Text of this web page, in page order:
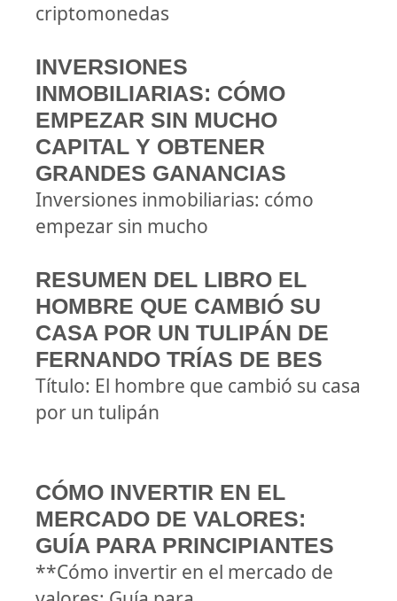
criptomonedas
INVERSIONES
INMOBILIARIAS: CÓMO
EMPEZAR SIN MUCHO
CAPITAL Y OBTENER
GRANDES GANANCIAS
Inversiones inmobiliarias: cómo
empezar sin mucho
RESUMEN DEL LIBRO EL
HOMBRE QUE CAMBIÓ SU
CASA POR UN TULIPÁN DE
FERNANDO TRÍAS DE BES
Título: El hombre que cambió su casa
por un tulipán
CÓMO INVERTIR EN EL
MERCADO DE VALORES:
GUÍA PARA PRINCIPIANTES
**Cómo invertir en el mercado de